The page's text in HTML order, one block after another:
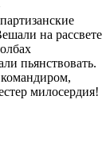
на рассвете
пьянствовать.
милосердия!